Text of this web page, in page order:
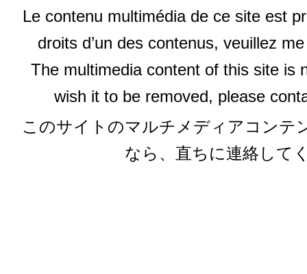
Le contenu multimédia de ce site est
droits d’un des contenus, veuillez
The multimedia content of this site is
wish it to be removed, please
このサイトのマルチメディアコンテ
なら、直ちに連絡して